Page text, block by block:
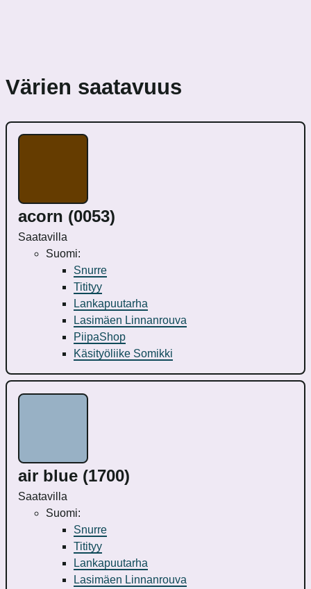
Värien saatavuus
acorn (0053)
Saatavilla
Suomi:
Snurre
Titityy
Lankapuutarha
Lasimäen Linnanrouva
PiipaShop
Käsityöliike Somikki
air blue (1700)
Saatavilla
Suomi:
Snurre
Titityy
Lankapuutarha
Lasimäen Linnanrouva